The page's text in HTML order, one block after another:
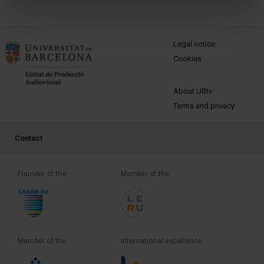
MENÚ PEU 1
Legal notice
Cookies
PEU 2
About UBtv
Terms and privacy
PEU 3
Contact
Founder of the Member of the
Member of the International excellence